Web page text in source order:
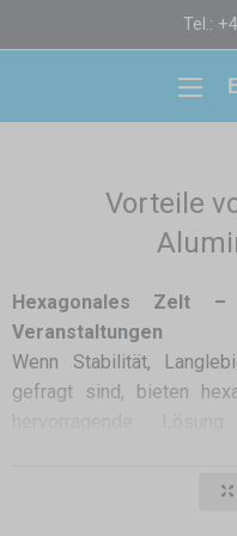
Tel.:
Vorteile
Hexagonales Zelt
Veranstaltungen
Wenn Stabilität,
gefragt sind, bieten
hervorragende
oder sogar für